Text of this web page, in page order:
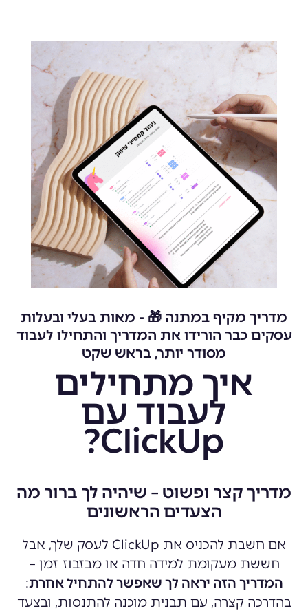
מדריך מקיף במתנה 🎁 - מאות בעלי ובעלות
עסקים כבר הורידו את המדריך והתחילו לעבוד
מסודר יותר, בראש שקט
איך מתחילים
לעבוד עם
ClickUp?
מדריך קצר ופשוט – שיהיה לך ברור מה
הצעדים הראשונים
אם חשבת להכניס את ClickUp לעסק שלך, אבל
חששת מעקומת למידה חדה או מבזבוז זמן –
המדריך הזה יראה לך שאפשר להתחיל אחרת:
בהדרכה קצרה, עם תבנית מוכנה להתנסות, ובצעד